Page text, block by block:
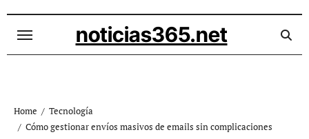
noticias365.net
Home
Tecnología
Cómo gestionar envíos masivos de emails sin complicaciones